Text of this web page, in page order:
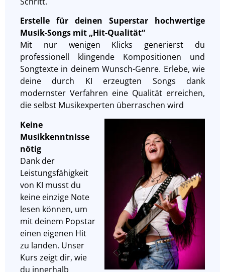
Erstelle für deinen Superstar hochwertige
Musik-Songs mit „Hit-Qualität“
Mit nur wenigen Klicks generierst du
professionell klingende Kompositionen und
Songtexte in deinem Wunsch-Genre. Erlebe, wie
deine durch KI erzeugten Songs dank
modernster Verfahren eine Qualität erreichen,
die selbst Musikexperten überraschen wird
Keine
Musikkenntnisse
nötig
Dank der
Leistungsfähigkeit
von KI musst du
keine einzige Note
lesen können, um
mit deinem Popstar
einen eigenen Hit
zu landen. Unser
Kurs zeigt dir, wie
du innerhalb